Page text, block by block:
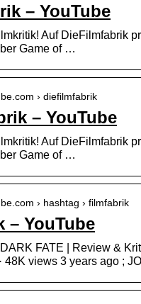
– YouTube
Auf DieFilmfabrik
Game of …
› diefilmfabrik
– YouTube
Auf DieFilmfabrik
Game of …
› hashtag › filmfabrik
– YouTube
FATE | Review &
48K views 3 years ago ;